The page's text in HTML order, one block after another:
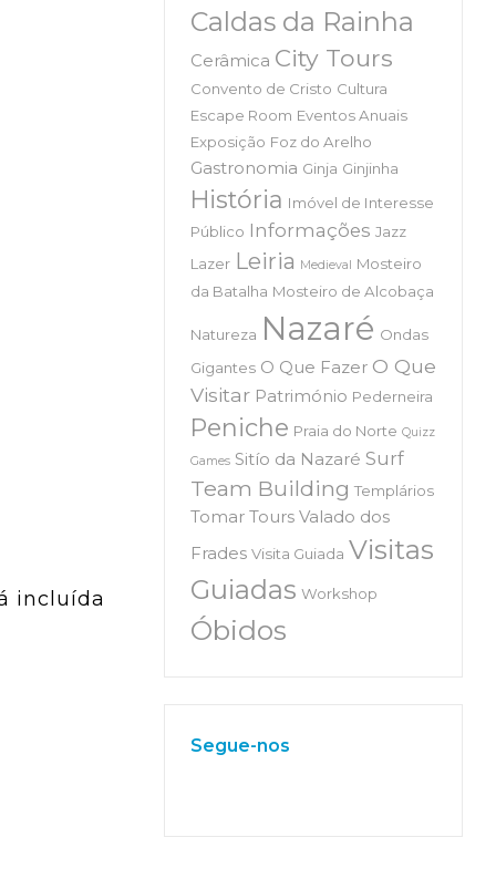
incluída
Caldas da Rainha
Cerâmica City Tours
Convento de Cristo Cultura
Escape Room Eventos Anuais
Exposição Foz do Arelho
Gastronomia Ginja Ginjinha
História Imóvel de Interesse
Público Informações Jazz
Lazer Leiria Medieval Mosteiro
da Batalha Mosteiro de Alcobaça
Natureza Nazaré Ondas
Gigantes O Que Fazer O Que
Visitar Património Pederneira
Peniche Praia do Norte Quizz
Games Sitío da Nazaré Surf
Team Building Templários
Tomar Tours Valado dos
Frades Visita Guiada Visitas
Guiadas Workshop
Óbidos
Segue-nos